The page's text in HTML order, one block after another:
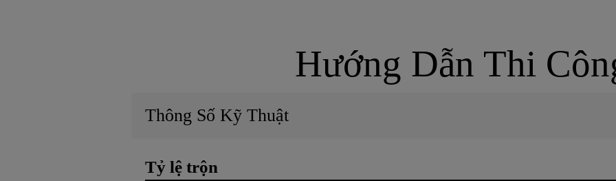
Hướng Dẫn Thi
Thông Số Kỹ Thuật
Tỷ lệ trộn